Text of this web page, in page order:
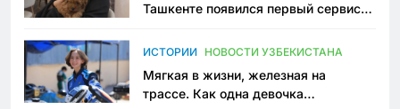
Ташкенте появился первый сервис
ИСТОРИИ НОВОСТИ УЗБЕКИСТАНА
Мягкая в жизни, железная на
трассе. Как одна девочка